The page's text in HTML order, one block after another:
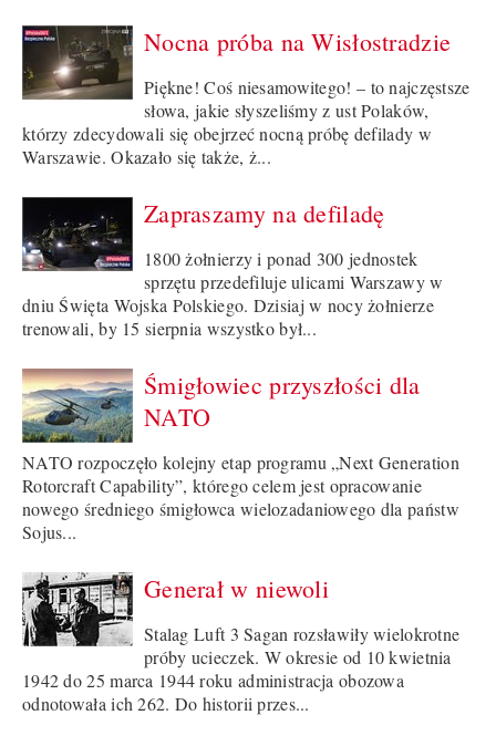
Nocna próba na Wisłostradzie
Piękne! Coś niesamowitego! – to najczęstsze
słowa, jakie słyszeliśmy z ust Polaków,
którzy zdecydowali się obejrzeć nocną próbę defilady w
Warszawie. Okazało się także, ż...
Zapraszamy na defiladę
1800 żołnierzy i ponad 300 jednostek
sprzętu przedefiluje ulicami Warszawy w
dniu Święta Wojska Polskiego. Dzisiaj w nocy żołnierze
trenowali, by 15 sierpnia wszystko był...
Śmigłowiec przyszłości dla
NATO
NATO rozpoczęło kolejny etap programu „Next Generation
Rotorcraft Capability”, którego celem jest opracowanie
nowego średniego śmigłowca wielozadaniowego dla państw
Sojus...
Generał w niewoli
Stalag Luft 3 Sagan rozsławiły wielokrotne
próby ucieczek. W okresie od 10 kwietnia
1942 do 25 marca 1944 roku administracja obozowa
odnotowała ich 262. Do historii przes...